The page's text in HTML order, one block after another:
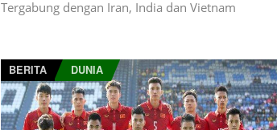
Tergabung dengan Iran, India dan Vietnam
BERITA DUNIA